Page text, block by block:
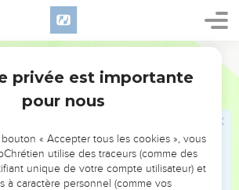
Sem, eut aussi des fils. Il fut
descendants d'Héber.
Elam, Assur, Arpacshad, Lud et
Hul, Guéter et Mash.
Le nom de l'un était Péleg, parce que
que la terre fut partagée, et celui de son
privée est importante
pour nous
« Accepter tous les cookies », vous
utilise des traceurs (comme des
unique de votre compte utilisateur) et
à caractère personnel (comme vos